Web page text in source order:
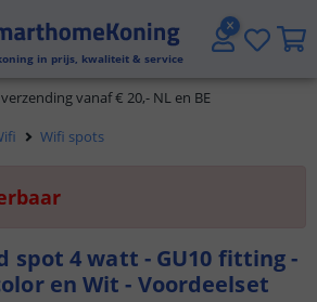
in prijs, kwaliteit & service
2 jaar garantie
vanaf € 20,- NL en BE
Klantbeoordeling 9.1
uur besteld,
Wifi spots
spot 4 watt - GU10 fitting -
en Wit - Voordeelset